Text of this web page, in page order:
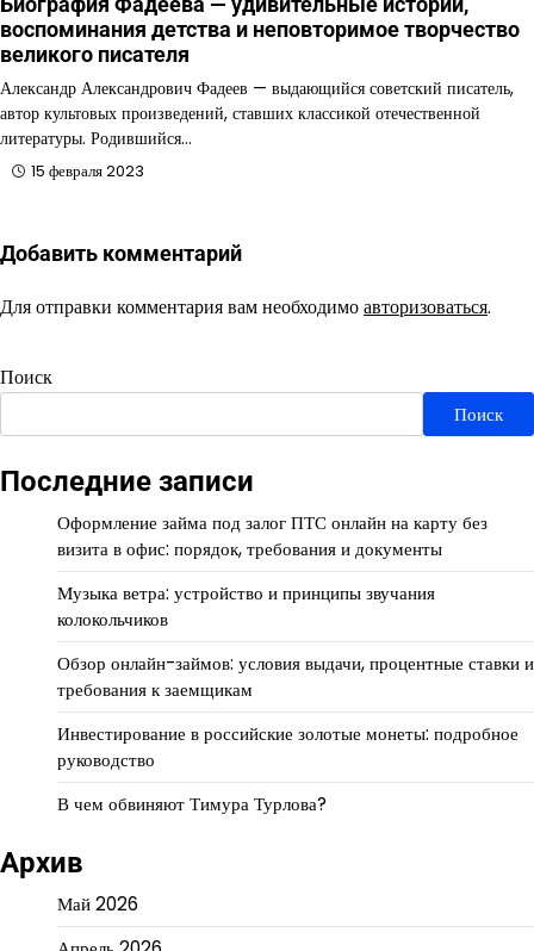
воспоминания детства и неповторимое творчество
великого писателя
Александр Александрович Фадеев — выдающийся советский писатель,
автор культовых произведений, ставших классикой отечественной
литературы. Родившийся…
15 февраля 2023
Добавить комментарий
Для отправки комментария вам необходимоавторизоваться.
Поиск
Поиск
Последние записи
Оформление займа под залог ПТС онлайн на карту без
визита в офис: порядок, требования и документы
Музыка ветра: устройство и принципы звучания
колокольчиков
Обзор онлайн-займов: условия выдачи, процентные ставки и
требования к заемщикам
Инвестирование в российские золотые монеты: подробное
руководство
В чем обвиняют Тимура Турлова?
Архив
Май 2026